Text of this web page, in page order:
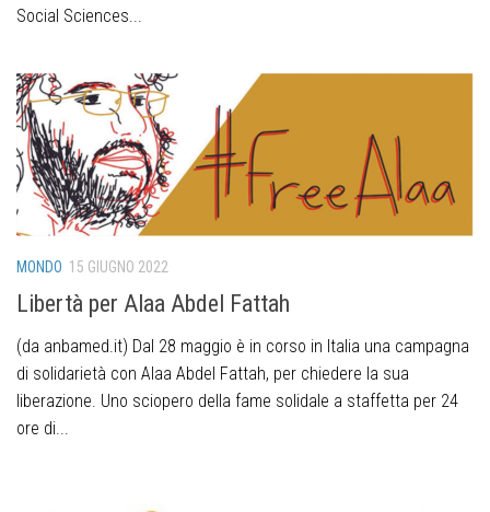
Social Sciences...
MONDO 15 GIUGNO 2022
Libertà per Alaa Abdel Fattah
(da anbamed.it) Dal 28 maggio è in corso in Italia una campagna
di solidarietà con Alaa Abdel Fattah, per chiedere la sua
liberazione. Uno sciopero della fame solidale a staffetta per 24
ore di...